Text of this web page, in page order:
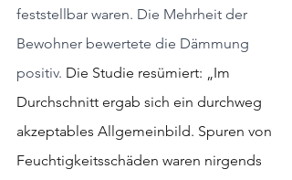
feststellbar waren. Die Mehrheit der
Bewohner bewertete die Dämmung
positiv. Die Studie resümiert: „Im
Durchschnitt ergab sich ein durchweg
akzeptables Allgemeinbild. Spuren von
Feuchtigkeitsschäden waren nirgends